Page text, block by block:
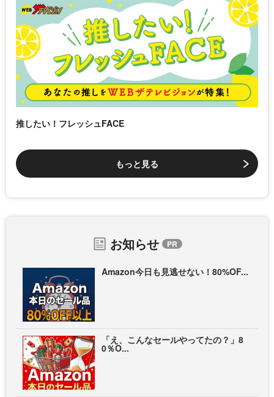
推したい！フレッシュFACE
もっと見る
お知らせ
Amazon今日も見逃せない！80%OF...
「え、こんなセールやってたの？」8
0％O...